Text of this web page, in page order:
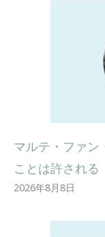
マルテ・ファン
ことは許される
2026年8月8日